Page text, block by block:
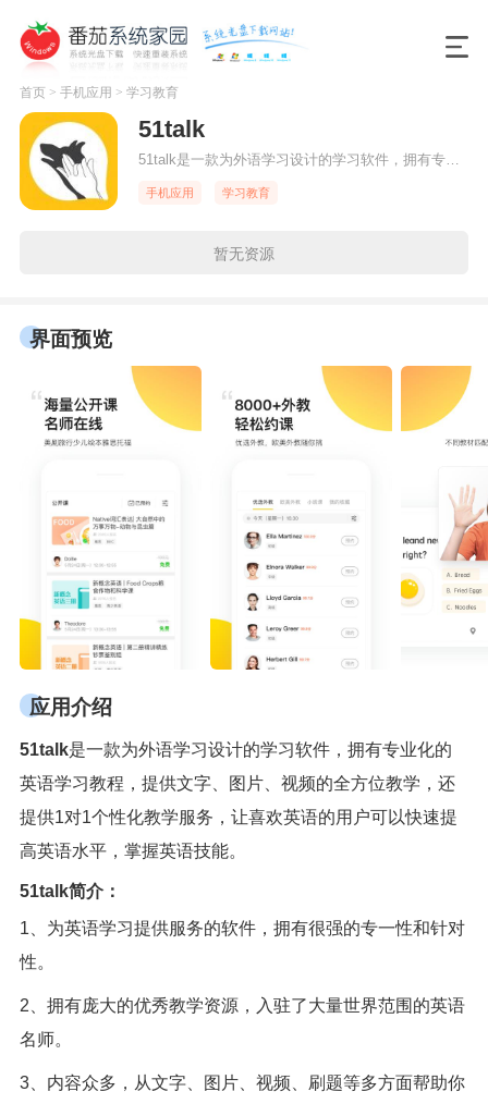
首页> 手机应用 > 学习教育
51talk
51talk是一款为外语学习设计的学习软件，拥有专业化的英语学习教程，提供文字、图片、视频的全方位教学，还提供1对1个性化教学服务，让喜欢英语的用户可以快速提高英语水平，掌握英语技能。
手机应用 学习教育
暂无资源
界面预览
应用介绍
51talk是一款为外语学习设计的学习软件，拥有专业化的
英语学习教程，提供文字、图片、视频的全方位教学，还
提供1对1个性化教学服务，让喜欢英语的用户可以快速提
高英语水平，掌握英语技能。
51talk简介：
1、为英语学习提供服务的软件，拥有很强的专一性和针对
性。
2、拥有庞大的优秀教学资源，入驻了大量世界范围的英语
名师。
3、内容众多，从文字、图片、视频、刷题等多方面帮助你